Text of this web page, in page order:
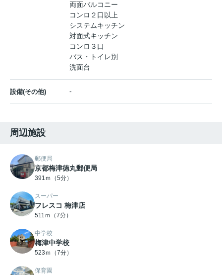
両面バルコニー
コンロ２口以上
システムキッチン
対面式キッチン
コンロ３口
バス・トイレ別
洗面台
設備(その他) -
周辺施設
郵便局
京都梅津徳丸郵便局
391ｍ（5分）
スーパー
フレスコ 梅津店
511ｍ（7分）
中学校
梅津中学校
523ｍ（7分）
保育園